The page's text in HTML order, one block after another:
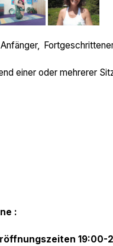
einer oder mehrerer
:
19:00-